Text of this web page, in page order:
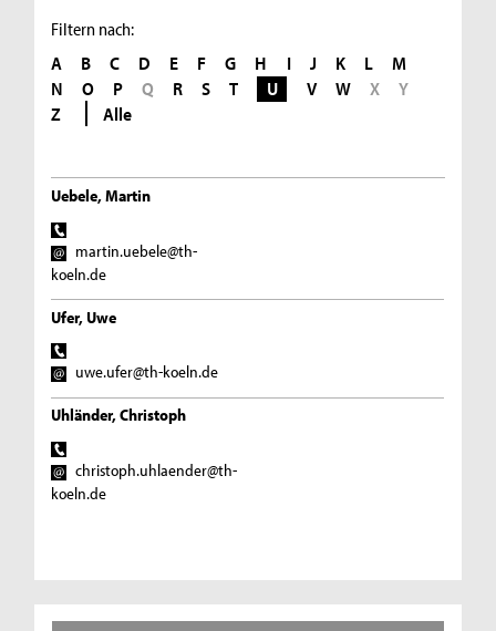
Filtern nach:
A B C D E F G H I J K L
M
N
O P Q R S T U V W X
Y
Z
Alle
Uebele, Martin
martin.uebele@th-
koeln.de
Ufer, Uwe
uwe.ufer@th-koeln.de
Uhländer, Christoph
christoph.uhlaender@th-
koeln.de